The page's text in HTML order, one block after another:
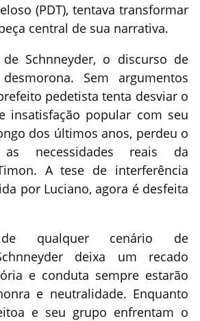
(PDT), tentava transformar
central de sua narrativa.
Schnneyder, o discurso de
Sem argumentos
pedetista tenta desviar o
insatisfação popular com seu
dos últimos anos, perdeu o
necessidades reais da
A tese de interferência
por Luciano, agora é desfeita
de qualquer cenário de
deixa um recado
e conduta sempre estarão
e neutralidade. Enquanto
e seu grupo enfrentam o